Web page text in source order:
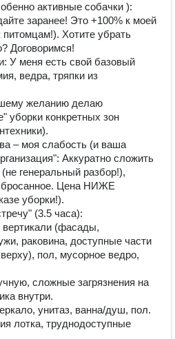
активные собачки ):
заранее! Это +100% к моей
Хотите убрать
Договоримся!
У меня есть свой базовый
ведра, тряпки из
желанию делаю
уборки конкретных зон
– моя слабость (и ваша
Аккуратно сложить
генеральный разбор!),
Цена НИЖЕ
уборки!).
(3.5 часа):
(фасады,
раковина, доступные части
пол, мусорное ведро,
сложные загрязнения на
внутри.
унитаз, ванна/душ, пол.
лотка, труднодоступные